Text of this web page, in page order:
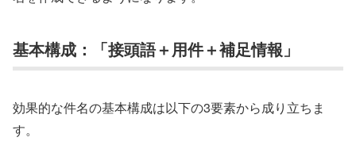
基本構成：「接頭語＋用件＋補足情報」
効果的な件名の基本構成は以下の3要素から成り立ちま
す。